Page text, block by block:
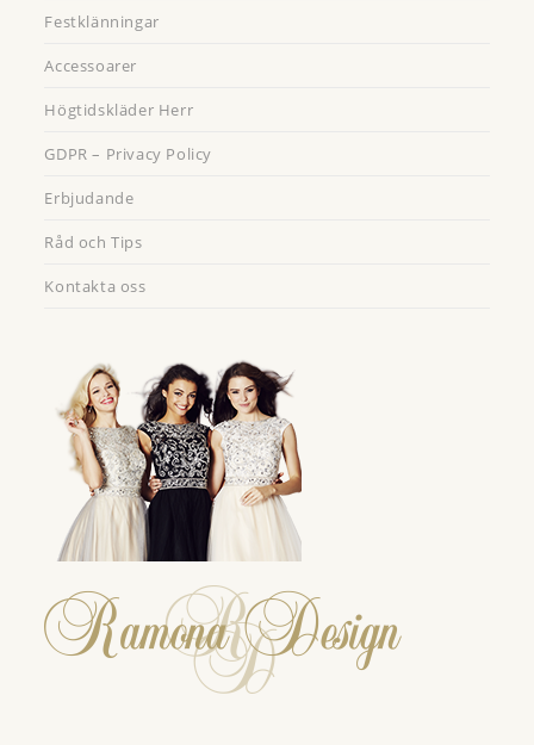
Festklänningar
Accessoarer
Högtidskläder Herr
GDPR – Privacy Policy
Erbjudande
Råd och Tips
Kontakta oss